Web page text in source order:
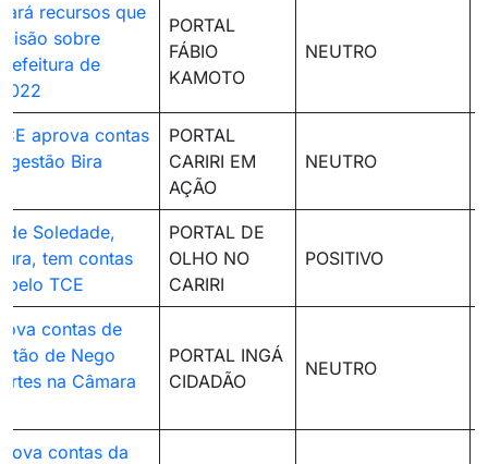
recursos que
sobre
de
PORTAL
FÁBIO
KAMOTO
NEUTRO
aprova contas
gestão Bira
PORTAL
CARIRI EM
AÇÃO
NEUTRO
Soledade,
tem contas
pelo TCE
PORTAL DE
OLHO NO
CARIRI
POSITIVO
contas de
de Nego
na Câmara
PORTAL INGÁ
CIDADÃO
NEUTRO
contas da